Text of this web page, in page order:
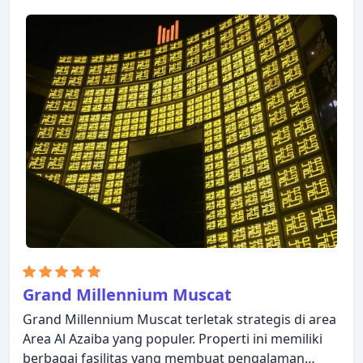
beberapa kamar memiliki televisi layar datar, akses
internet WiFi (gratis), kamar bebas asap rokok, AC,
layanan bangun pagi untuk memastikan
kenyamanan istirahat malam Anda. Untuk
meningkatkan kualitas pengalaman menginap para
tamu, hotel ini menawarkan fasilitas rekreasi
seperti pusat kebugaran, kolam renang luar
ruangan. Apa pun alasan Anda mengunjungi
Muscat, Al Maha International Hotel akan membuat
Anda langsung merasa seperti di rumah.
Grand Millennium Muscat
Grand Millennium Muscat terletak strategis di area
Area Al Azaiba yang populer. Properti ini memiliki
berbagai fasilitas yang membuat pengalaman